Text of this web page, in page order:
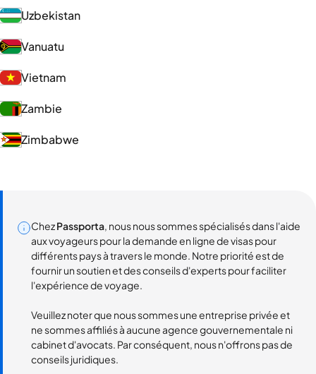
Uzbekistan
Vanuatu
Vietnam
Zambie
Zimbabwe
ChezPassporta, nous nous sommes spécialisés dans l'aide
aux voyageurs pour la demande en ligne de visas pour
différents pays à travers le monde. Notre priorité est de
fournir un soutien et des conseils d'experts pour faciliter
l'expérience de voyage.
Veuillez noter que nous sommes une entreprise privée et
ne sommes affiliés à aucune agence gouvernementale ni
cabinet d'avocats. Par conséquent, nous n'offrons pas de
conseils juridiques.